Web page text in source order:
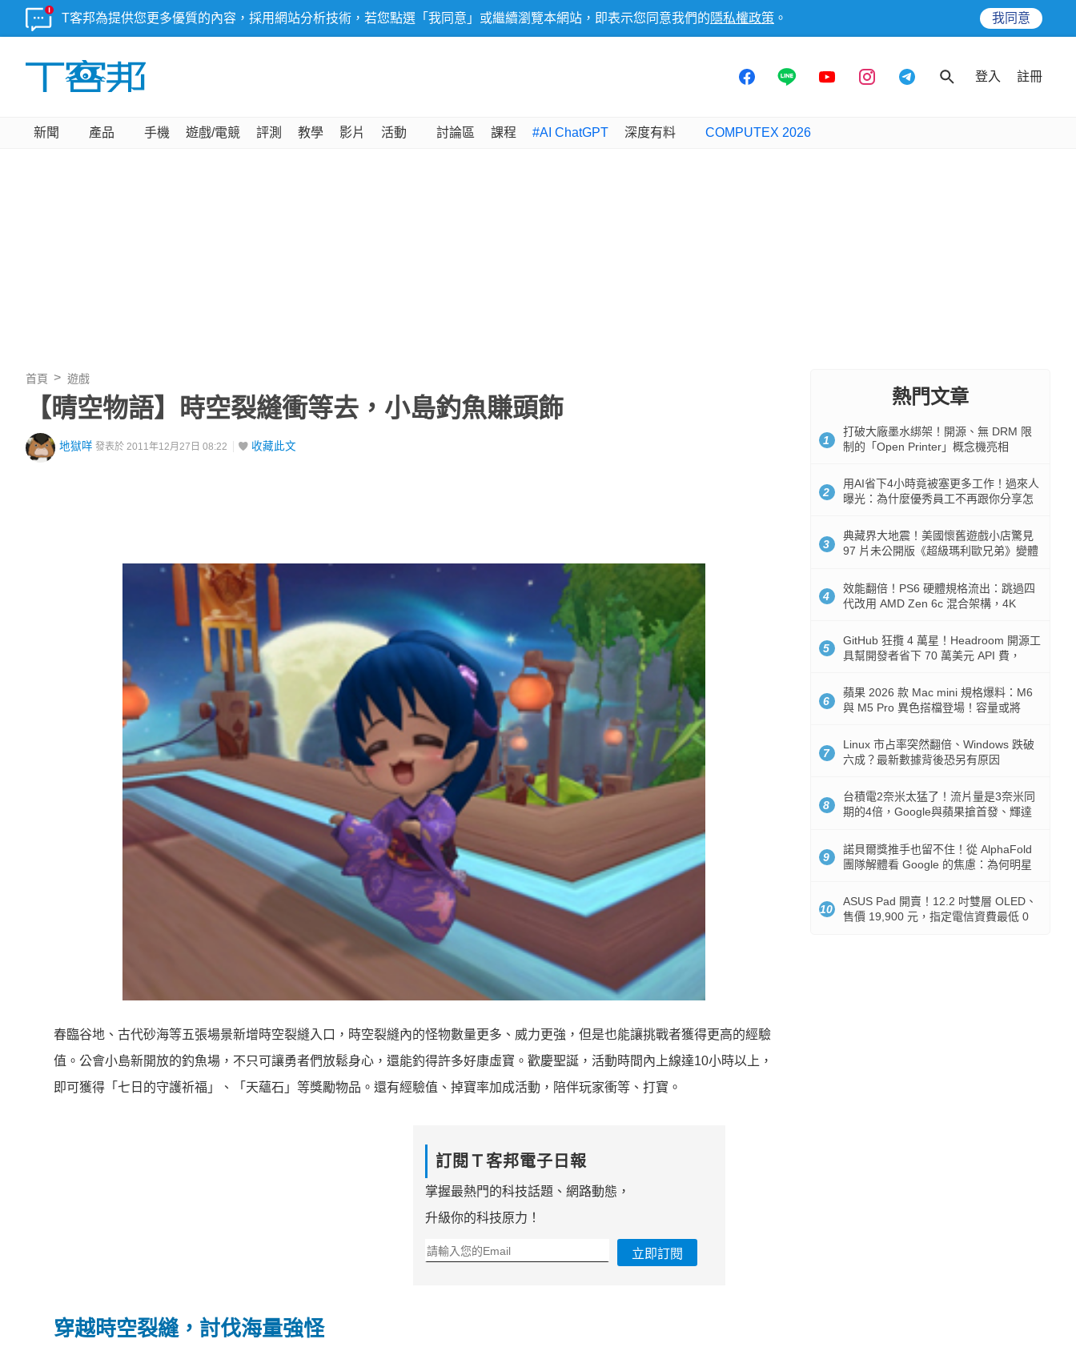
T客邦為提供您更多優質的內容，採用網站分析技術，若您點選「我同意」或繼續瀏覽本網站，即表示您同意我們的 隱私權政策 。 我同意
登入 註冊
新聞 產品 手機 遊戲/電競 評測 教學 影片 活動 討論區 課程 #AI ChatGPT 深度有料 COMPUTEX 2026
首頁 遊戲
【晴空物語】時空裂縫衝等去，小島釣魚賺頭飾
地獄咩 發表於 2011年12月27日 08:22 收藏此文
春臨谷地、古代砂海等五張場景新增時空裂縫入口，時空裂縫內的怪物數量更多、威力更強，但是也能讓挑戰者獲得更高的經驗
值。公會小島新開放的釣魚場，不只可讓勇者們放鬆身心，還能釣得許多好康虛寶。歡慶聖誕，活動時間內上線達10小時以上，
即可獲得「七日的守護祈福」、「天蘊石」等獎勵物品。還有經驗值、掉寶率加成活動，陪伴玩家衝等、打寶。
訂閱Ｔ客邦電子日報
掌握最熱門的科技話題、網路動態，
升級你的科技原力！
立即訂閱
穿越時空裂縫，討伐海量強怪
熱門文章
1
打破大廠墨水綁架！開源、無 DRM 限
制的「Open Printer」概念機亮相
2
用AI省下4小時竟被塞更多工作！過來人
曝光：為什麼優秀員工不再跟你分享怎
3
典藏界大地震！美國懷舊遊戲小店驚見
97 片未公開版《超級瑪利歐兄弟》變體
4
效能翻倍！PS6 硬體規格流出：跳過四
代改用 AMD Zen 6c 混合架構，4K
5
GitHub 狂攬 4 萬星！Headroom 開源工
具幫開發者省下 70 萬美元 API 費，
6
蘋果 2026 款 Mac mini 規格爆料：M6
與 M5 Pro 異色搭檔登場！容量或將
7
Linux 市占率突然翻倍、Windows 跌破
六成？最新數據背後恐另有原因
8
台積電2奈米太猛了！流片量是3奈米同
期的4倍，Google與蘋果搶首發、輝達
9
諾貝爾獎推手也留不住！從 AlphaFold
團隊解體看 Google 的焦慮：為何明星
10
ASUS Pad 開賣！12.2 吋雙層 OLED、
售價 19,900 元，指定電信資費最低 0